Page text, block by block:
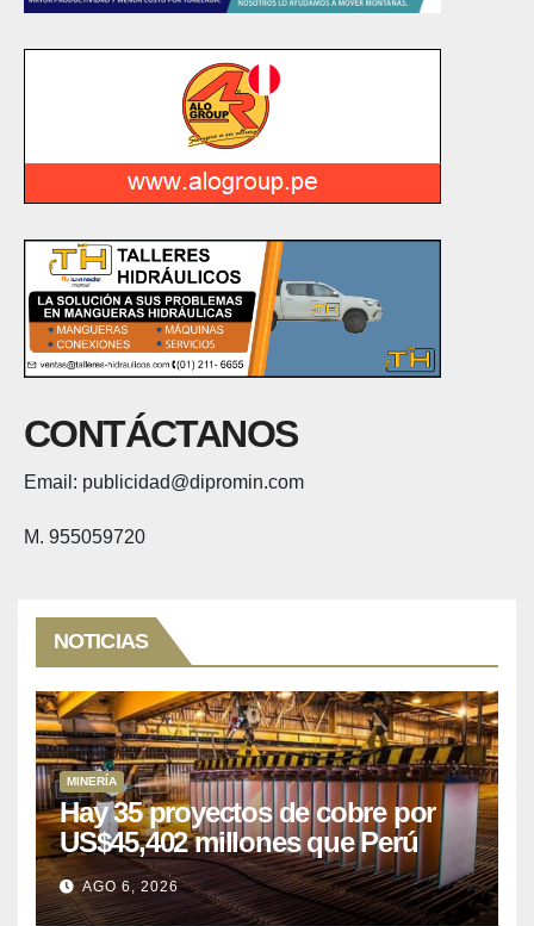
CONTÁCTANOS
Email: publicidad@dipromin.com
M. 955059720
NOTICIAS
MINERÍA
Hay 35 proyectos de cobre por
US$45,402 millones que Perú
puede aprovechar
AGO 6, 2026